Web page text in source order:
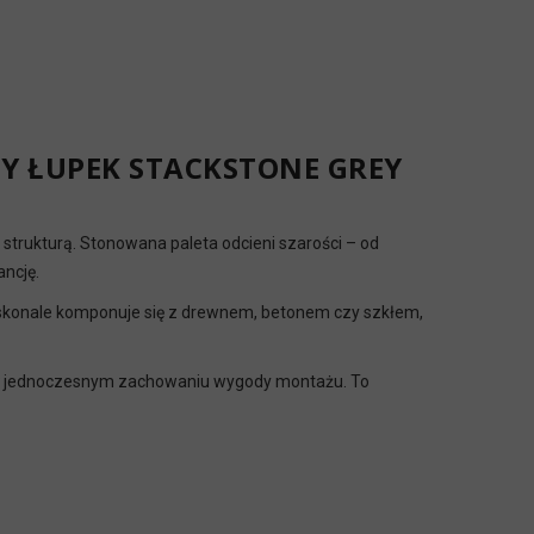
ŁUPEK STACKSTONE GREY
Stonowana paleta odcieni szarości – od
komponuje się z drewnem, betonem czy szkłem,
zachowaniu wygody montażu. To